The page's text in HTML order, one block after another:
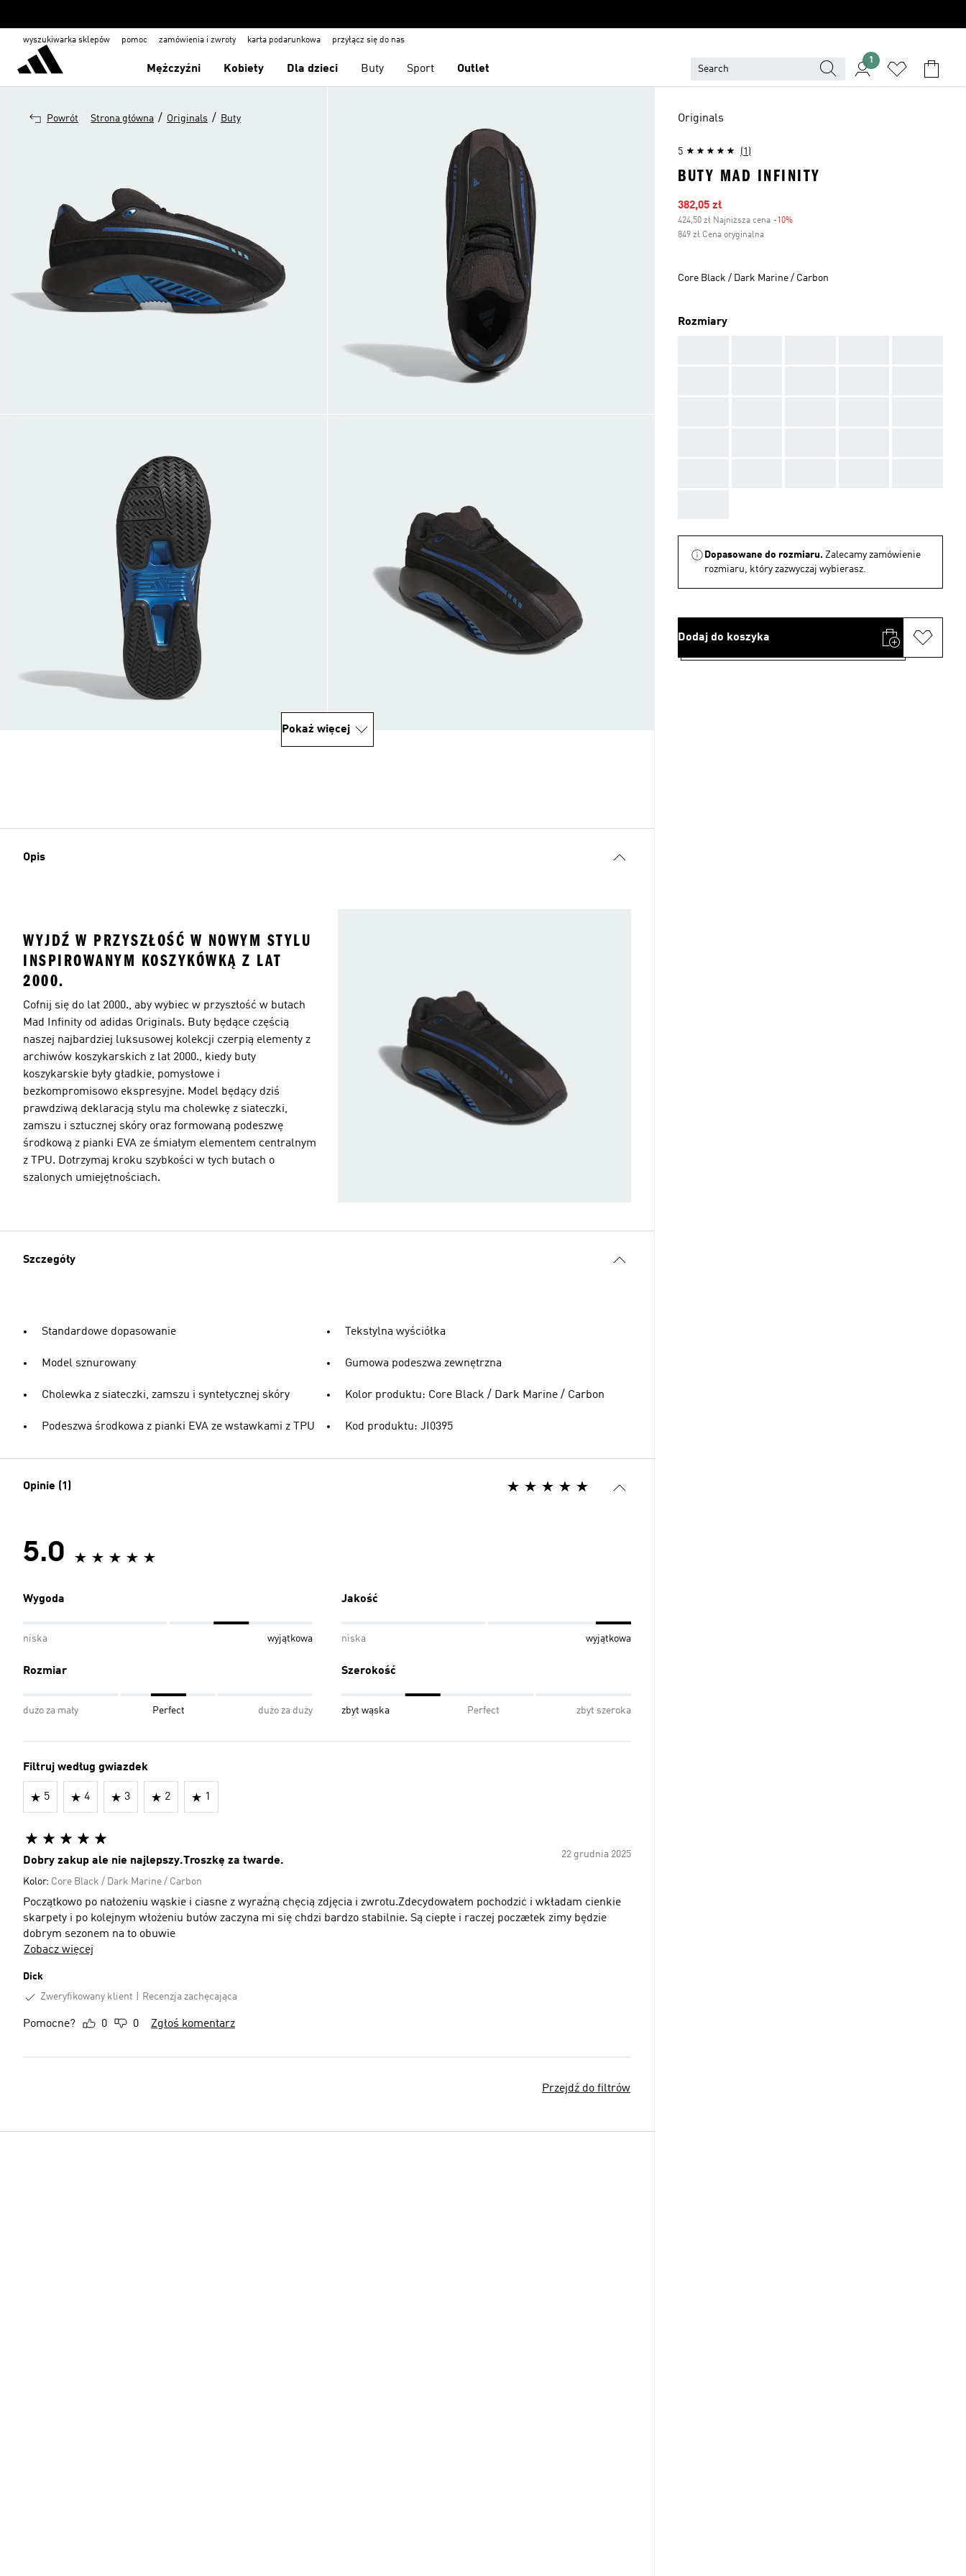
wyszukiwarka sklepów pomoc zamówienia i zwroty karta podarunkowa przyłącz się do nas
Mężczyźni Kobiety Dla dzieci Buty Sport Outlet
1
Powrót Strona główna / Originals / Buty
Pokaż więcej
Opis
WYJDŹ W PRZYSZŁOŚĆ W NOWYM STYLU
INSPIROWANYM KOSZYKÓWKĄ Z LAT
2000.
Cofnij się do lat 2000., aby wybiec w przyszłość w butach
Mad Infinity od adidas Originals. Buty będące częścią
naszej najbardziej luksusowej kolekcji czerpią elementy z
archiwów koszykarskich z lat 2000., kiedy buty
koszykarskie były gładkie, pomysłowe i
bezkompromisowo ekspresyjne. Model będący dziś
prawdziwą deklaracją stylu ma cholewkę z siateczki,
zamszu i sztucznej skóry oraz formowaną podeszwę
środkową z pianki EVA ze śmiałym elementem centralnym
z TPU. Dotrzymaj kroku szybkości w tych butach o
szalonych umiejętnościach.
Szczegóły
Standardowe dopasowanie
Model sznurowany
Cholewka z siateczki, zamszu i syntetycznej skóry
Podeszwa środkowa z pianki EVA ze wstawkami z TPU
Tekstylna wyściółka
Gumowa podeszwa zewnętrzna
Kolor produktu: Core Black / Dark Marine / Carbon
Kod produktu: JI0395
Opinie (1)
5.0
Wygoda
niska wyjątkowa
Jakość
niska wyjątkowa
Rozmiar
dużo za mały Perfect dużo za duży
Szerokość
zbyt wąska Perfect zbyt szeroka
Filtruj według gwiazdek
5 4 3 2 1
22 grudnia 2025
Dobry zakup ale nie najlepszy.Troszkę za twarde.
Kolor: Core Black / Dark Marine / Carbon
Początkowo po nałożeniu wąskie i ciasne z wyraźną chęcią zdjęcia i zwrotu.Zdecydowałem pochodziċ i wkładam cienkie
skarpety i po kolejnym włożeniu butów zaczyna mi się chdzi bardzo stabilnie. Są ciepłe i raczej poczætek zimy będzie
dobrym sezonem na to obuwie
Zobacz więcej
Dick
Zweryfikowany klient
Recenzja zachęcająca
Pomocne? 0 0 Zgłoś komentarz
Przejdź do filtrów
Originals
5 (1)
BUTY MAD INFINITY
Ceny na wyprzedaży
382,05 zł
424,50 zł Najniższa cena -10%
849 zł Cena oryginalna
Core Black / Dark Marine / Carbon
Rozmiary
Dopasowane do rozmiaru. Zalecamy zamówienie
rozmiaru, który zazwyczaj wybierasz.
Dodaj do koszyka